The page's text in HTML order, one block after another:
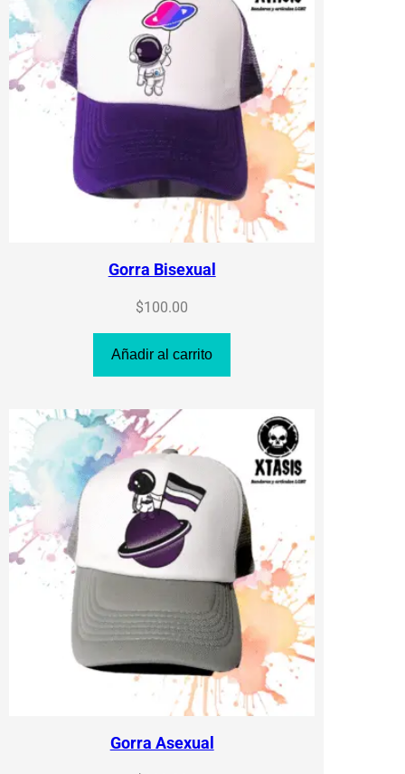
Gorra Bisexual
$100.00
Añadir al carrito
Gorra Asexual